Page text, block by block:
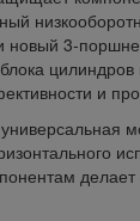
новый 3-
и
универсальная